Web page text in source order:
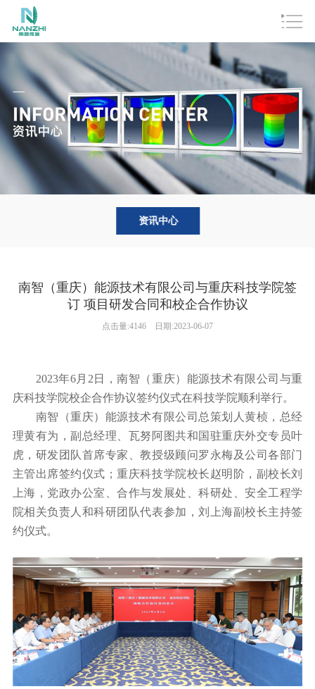
资讯中心
南智（重庆）能源技术有限公司与重庆科技学院签
订 项目研发合同和校企合作协议
点击量:4146 日期:2023-06-07
2023年6月2日，南智（重庆）能源技术有限公司与重
庆科技学院校企合作协议签约仪式在科技学院顺利举行。
南智（重庆）能源技术有限公司总策划人黄桢，总经
理黄有为，副总经理、瓦努阿图共和国驻重庆外交专员叶
虎，研发团队首席专家、教授级顾问罗永梅及公司各部门
主管出席签约仪式；重庆科技学院校长赵明阶，副校长刘
上海，党政办公室、合作与发展处、科研处、安全工程学
院相关负责人和科研团队代表参加，刘上海副校长主持签
约仪式。